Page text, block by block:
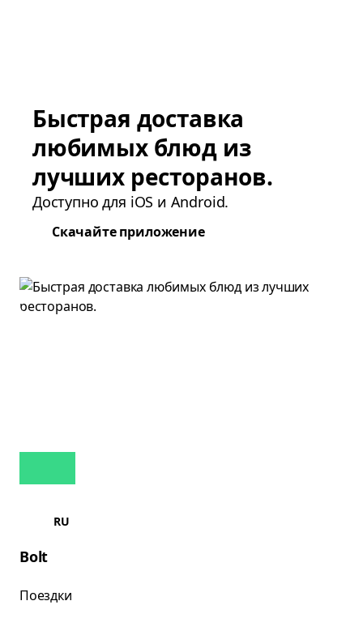
Быстрая доставка
любимых блюд из
лучших ресторанов.
Доступно для iOS и Android.
Скачайте приложение
RU
Bolt
Поездки